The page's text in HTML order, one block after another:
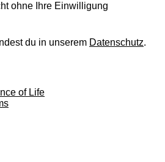
ohne Ihre Einwilligung
du in unserem Datenschutz.
of Life